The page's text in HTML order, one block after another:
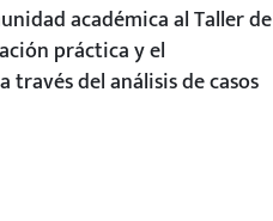
académica al Taller de
práctica y el
través del análisis de casos